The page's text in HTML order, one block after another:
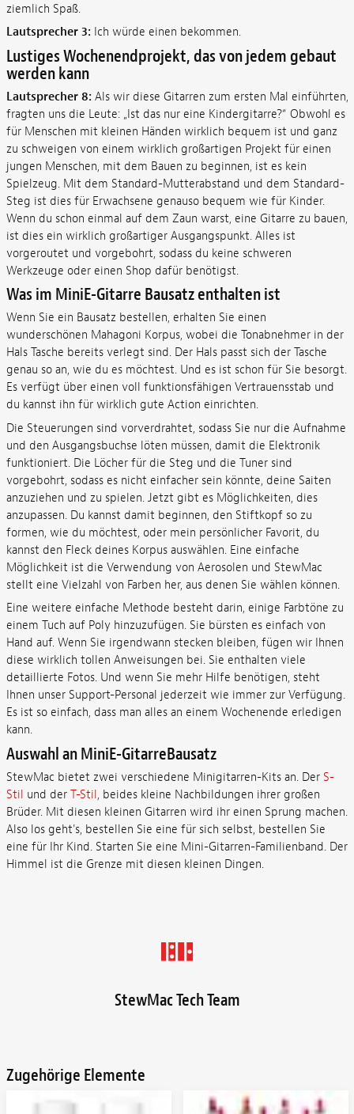
ziemlich Spaß.
Lautsprecher 3: Ich würde einen bekommen.
Lustiges Wochenendprojekt, das von jedem gebaut
werden kann
Lautsprecher 8: Als wir diese Gitarren zum ersten Mal einführten,
fragten uns die Leute: „Ist das nur eine Kindergitarre?“ Obwohl es
für Menschen mit kleinen Händen wirklich bequem ist und ganz
zu schweigen von einem wirklich großartigen Projekt für einen
jungen Menschen, mit dem Bauen zu beginnen, ist es kein
Spielzeug. Mit dem Standard-Mutterabstand und dem Standard-
Steg ist dies für Erwachsene genauso bequem wie für Kinder.
Wenn du schon einmal auf dem Zaun warst, eine Gitarre zu bauen,
ist dies ein wirklich großartiger Ausgangspunkt. Alles ist
vorgeroutet und vorgebohrt, sodass du keine schweren
Werkzeuge oder einen Shop dafür benötigst.
Was im MiniE-Gitarre Bausatz enthalten ist
Wenn Sie ein Bausatz bestellen, erhalten Sie einen
wunderschönen Mahagoni Korpus, wobei die Tonabnehmer in der
Hals Tasche bereits verlegt sind. Der Hals passt sich der Tasche
genau so an, wie du es möchtest. Und es ist schon für Sie besorgt.
Es verfügt über einen voll funktionsfähigen Vertrauensstab und
du kannst ihn für wirklich gute Action einrichten.
Die Steuerungen sind vorverdrahtet, sodass Sie nur die Aufnahme
und den Ausgangsbuchse löten müssen, damit die Elektronik
funktioniert. Die Löcher für die Steg und die Tuner sind
vorgebohrt, sodass es nicht einfacher sein könnte, deine Saiten
anzuziehen und zu spielen. Jetzt gibt es Möglichkeiten, dies
anzupassen. Du kannst damit beginnen, den Stiftkopf so zu
formen, wie du möchtest, oder mein persönlicher Favorit, du
kannst den Fleck deines Korpus auswählen. Eine einfache
Möglichkeit ist die Verwendung von Aerosolen und StewMac
stellt eine Vielzahl von Farben her, aus denen Sie wählen können.
Eine weitere einfache Methode besteht darin, einige Farbtöne zu
einem Tuch auf Poly hinzuzufügen. Sie bürsten es einfach von
Hand auf. Wenn Sie irgendwann stecken bleiben, fügen wir Ihnen
diese wirklich tollen Anweisungen bei. Sie enthalten viele
detaillierte Fotos. Und wenn Sie mehr Hilfe benötigen, steht
Ihnen unser Support-Personal jederzeit wie immer zur Verfügung.
Es ist so einfach, dass man alles an einem Wochenende erledigen
kann.
Auswahl an MiniE-GitarreBausatz
StewMac bietet zwei verschiedene Minigitarren-Kits an. Der S-
Stil und der T-Stil, beides kleine Nachbildungen ihrer großen
Brüder. Mit diesen kleinen Gitarren wird ihr einen Sprung machen.
Also los geht's, bestellen Sie eine für sich selbst, bestellen Sie
eine für Ihr Kind. Starten Sie eine Mini-Gitarren-Familienband. Der
Himmel ist die Grenze mit diesen kleinen Dingen.
StewMac Tech Team
Zugehörige Elemente